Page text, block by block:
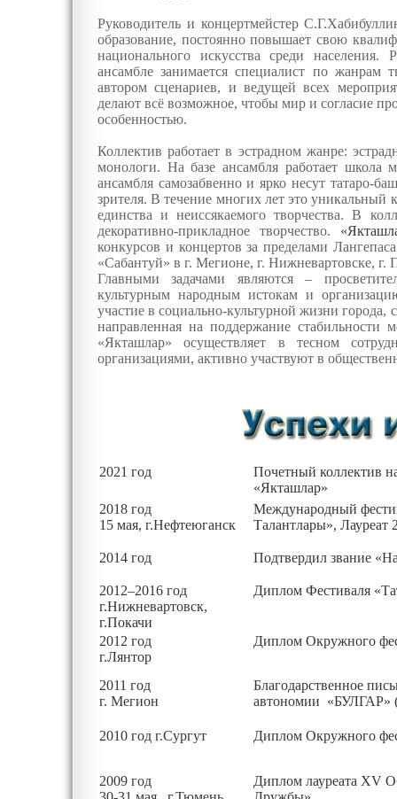
Руководитель и концертмейстер
образование, постоянно повышает свою
национального искусства среди
ансамбле занимается специалист по жанрам
автором сценариев, и ведущей всех
делают всё возможное, чтобы мир и согласие
особенностью.
Коллектив работает в эстрадном жанре:
монологи. На базе ансамбля работает школа
ансамбля самозабвенно и ярко несут татаро-
зрителя. В течение многих лет это уникальный
единства и неиссякаемого творчества. В
декоративно-прикладное творчество.
конкурсов и концертов за пределами
«Сабантуй» в г. Мегионе, г. Нижневартовске, г.
Главными задачами являются –
культурным народным истокам и
участие в социально-культурной жизни города,
направленная на поддержание
«Якташлар» осуществляет в тесном
организациями, активно участвуют в
2021 год
Почетный коллектив
«Якташлар»
2018 год
15 мая, г.Нефтеюганск
Международный
Талантлары», Лауреат
2014 год Подтвердил звание
2012–2016 год
г.Нижневартовск,
г.Покачи
Диплом Фестиваля
2012 год
г.Лянтор
Диплом Окружного
2011 год
г. Мегион
Благодарственное
автономии «БУЛГАР» (
2010 год г.Сургут Диплом Окружного
2009 год
Диплом лауреата XV